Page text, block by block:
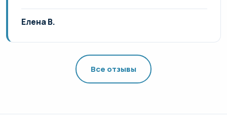
Елена В.
Все отзывы